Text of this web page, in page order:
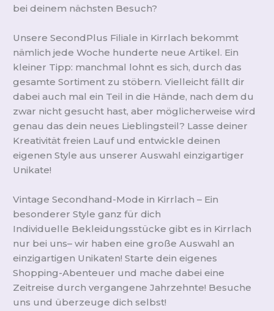
bei deinem nächsten Besuch?
Unsere SecondPlus Filiale in Kirrlach bekommt
nämlich jede Woche hunderte neue Artikel. Ein
kleiner Tipp: manchmal lohnt es sich, durch das
gesamte Sortiment zu stöbern. Vielleicht fällt dir
dabei auch mal ein Teil in die Hände, nach dem du
zwar nicht gesucht hast, aber möglicherweise wird
genau das dein neues Lieblingsteil? Lasse deiner
Kreativität freien Lauf und entwickle deinen
eigenen Style aus unserer Auswahl einzigartiger
Unikate!
Vintage Secondhand-Mode in Kirrlach – Ein
besonderer Style ganz für dich
Individuelle Bekleidungsstücke gibt es in Kirrlach
nur bei uns– wir haben eine große Auswahl an
einzigartigen Unikaten! Starte dein eigenes
Shopping-Abenteuer und mache dabei eine
Zeitreise durch vergangene Jahrzehnte! Besuche
uns und überzeuge dich selbst!